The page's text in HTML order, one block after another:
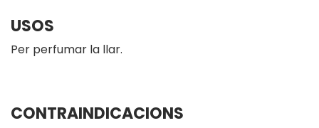
USOS
Per perfumar la llar.
CONTRAINDICACIONS